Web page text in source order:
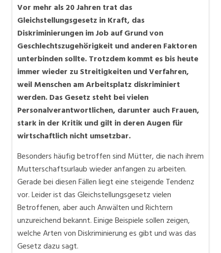
Vor mehr als 20 Jahren trat das
Gleichstellungsgesetz in Kraft, das
Diskriminierungen im Job auf Grund von
Geschlechtszugehörigkeit und anderen Faktoren
unterbinden sollte. Trotzdem kommt es bis heute
immer wieder zu Streitigkeiten und Verfahren,
weil Menschen am Arbeitsplatz diskriminiert
werden. Das Gesetz steht bei vielen
Personalverantwortlichen, darunter auch Frauen,
stark in der Kritik und gilt in deren Augen für
wirtschaftlich nicht umsetzbar.
Besonders häufig betroffen sind Mütter, die nach ihrem
Mutterschaftsurlaub wieder anfangen zu arbeiten.
Gerade bei diesen Fällen liegt eine steigende Tendenz
vor. Leider ist das Gleichstellungsgesetz vielen
Betroffenen, aber auch Anwälten und Richtern
unzureichend bekannt. Einige Beispiele sollen zeigen,
welche Arten von Diskriminierung es gibt und was das
Gesetz dazu sagt.